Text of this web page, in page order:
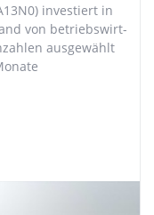
investiert in
von betriebs­wirt­
aus­gewählt